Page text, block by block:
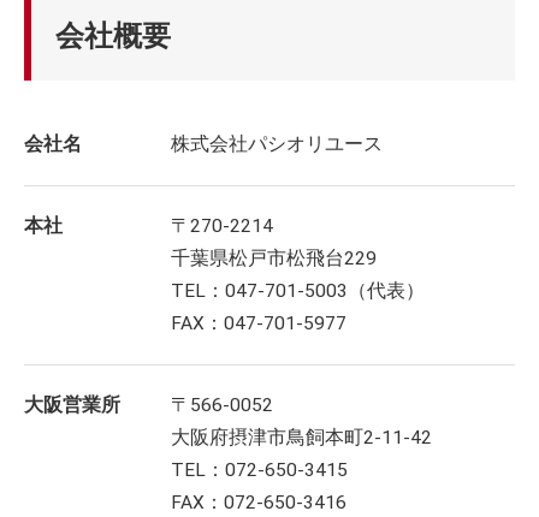
会社概要
会社名 株式会社パシオリユース
本社
〒270-2214
千葉県松戸市松飛台229
TEL：047-701-5003（代表）
FAX：047-701-5977
大阪営業所
〒566-0052
大阪府摂津市鳥飼本町2-11-42
TEL：072-650-3415
FAX：072-650-3416